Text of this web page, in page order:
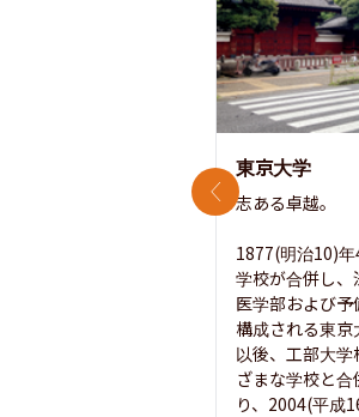
東京大学
志ある卓越。
1877(明治10)
学校が合併し、
医学部および
構成される東京
以後、工部大
ざまな学校と
り、2004(平成
前のスライド